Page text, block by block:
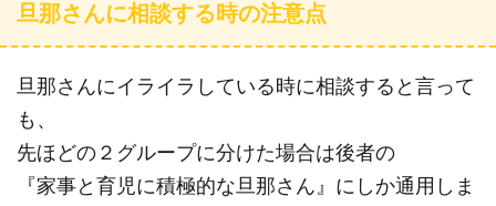
旦那さんに相談する時の注意点
旦那さんにイライラしている時に相談すると言って
も、
先ほどの２グループに分けた場合は後者の
『家事と育児に積極的な旦那さん』にしか通用しま